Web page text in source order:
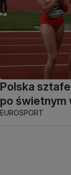
Polska
po świetnym
EUROSPORT